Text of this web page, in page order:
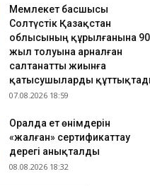
Мемлекет басшысы
Солтүстік Қазақстан
облысының құрылғанына 90
жыл толуына арналған
салтанатты жиынға
қатысушыларды
07.08.2026 18:59
Оралда ет өнімдерін
«жалған» сертификаттау
дерегі анықталды
08.08.2026 18:32